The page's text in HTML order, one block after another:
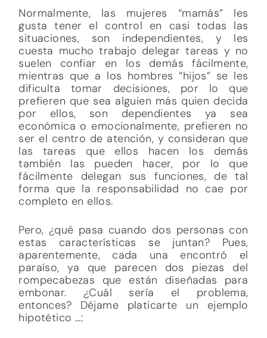
Normalmente, las mujeres “mamás” les
gusta tener el control en casi todas las
situaciones, son independientes, y les
cuesta mucho trabajo delegar tareas y no
suelen confiar en los demás fácilmente,
mientras que a los hombres “hijos” se les
dificulta tomar decisiones, por lo que
prefieren que sea alguien más quien decida
por ellos, son dependientes ya sea
económica o emocionalmente, prefieren no
ser el centro de atención, y consideran que
las tareas que ellos hacen los demás
también las pueden hacer, por lo que
fácilmente delegan sus funciones, de tal
forma que la responsabilidad no cae por
completo en ellos.
Pero, ¿qué pasa cuando dos personas con
estas características se juntan? Pues,
aparentemente, cada una encontró el
paraíso, ya que parecen dos piezas del
rompecabezas que están diseñadas para
embonar. ¿Cuál sería el problema,
entonces? Déjame platicarte un ejemplo
hipotético …: